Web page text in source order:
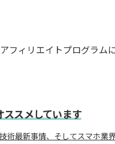
フィリエイトプログラム
スメしています
術最新事情、そしてスマホ業